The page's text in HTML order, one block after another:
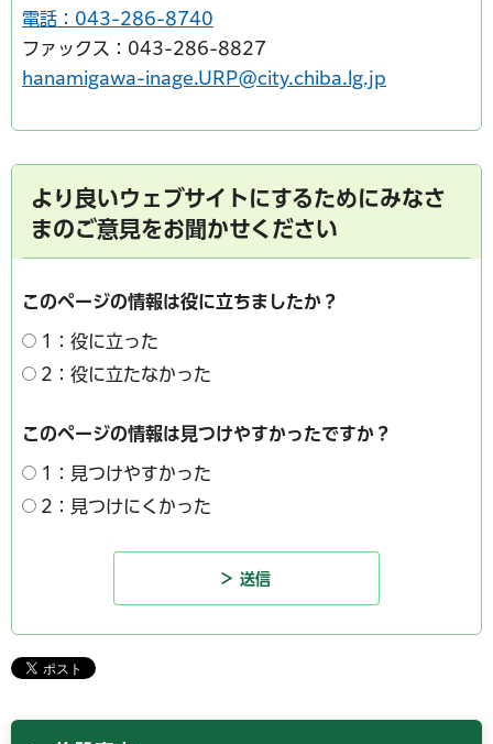
電話：043-286-8740
ファックス：043-286-8827
hanamigawa-inage.URP@city.chiba.lg.jp
より良いウェブサイトにするためにみなさ
まのご意見をお聞かせください
このページの情報は役に立ちましたか？
1：役に立った
2：役に立たなかった
このページの情報は見つけやすかったですか？
1：見つけやすかった
2：見つけにくかった